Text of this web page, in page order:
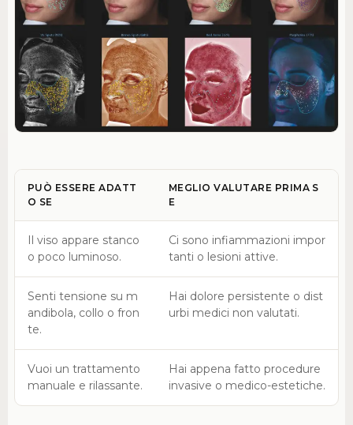
PUÒ ESSERE ADATT
O SE
MEGLIO VALUTARE PRIMA S
E
Il viso appare stanco
o poco luminoso.
Ci sono infiammazioni impor
tanti o lesioni attive.
Senti tensione su m
andibola, collo o fron
te.
Hai dolore persistente o dist
urbi medici non valutati.
Vuoi un trattamento
manuale e rilassante.
Hai appena fatto procedure
invasive o medico-estetiche.